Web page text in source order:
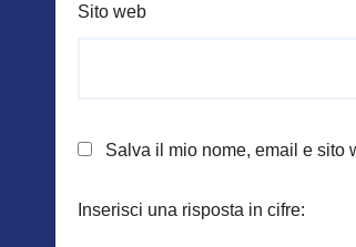
Sito web
Salva il mio nome, email e sito
Inserisci una risposta in cifre: